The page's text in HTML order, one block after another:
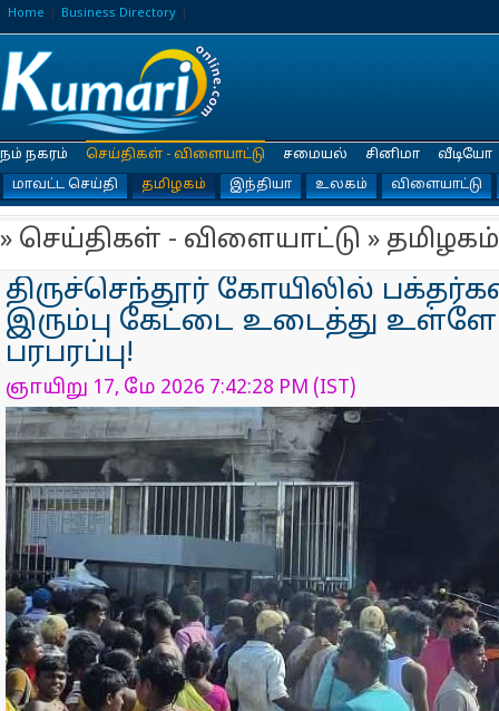
Home Business Directory
நம் நகரம்
செய்திகள் - விளையாட்டு
மாவட்ட செய்தி
தமிழகம் இந்தியா உலகம் விளையாட்டு
சமையல் சினிமா வீடியோ
» செய்திகள் - விளையாட்டு » தமிழகம்
திருச்செந்தூர் கோயிலில்
இரும்பு கேட்டை உடைத்து
பரபரப்பு!
ஞாயிறு 17, மே 2026 7:42:28 PM (IST)